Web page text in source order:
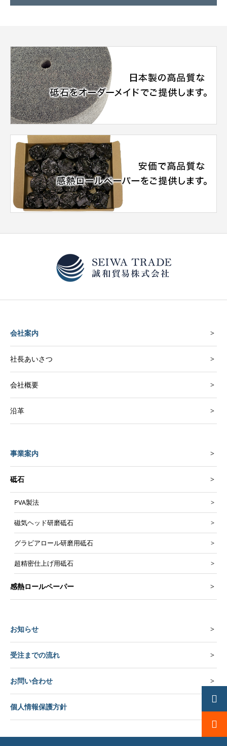
会社案内
社長あいさつ
会社概要
沿革
事業案内
砥石
PVA製法
磁気ヘッド研磨砥石
グラビアロール研磨用砥石
超精密仕上げ用砥石
感熱ロールペーパー
お知らせ
受注までの流れ
お問い合わせ
個人情報保護方針